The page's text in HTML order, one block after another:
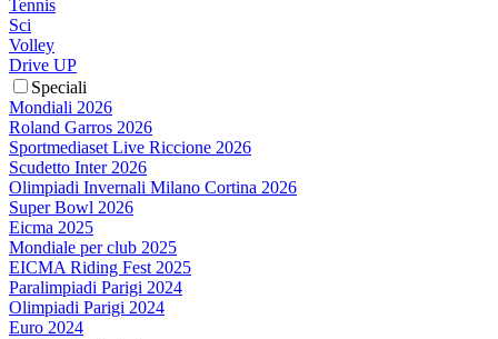
Tennis
Sci
Volley
Drive UP
Speciali
Mondiali 2026
Roland Garros 2026
Sportmediaset Live Riccione 2026
Scudetto Inter 2026
Olimpiadi Invernali Milano Cortina 2026
Super Bowl 2026
Eicma 2025
Mondiale per club 2025
EICMA Riding Fest 2025
Paralimpiadi Parigi 2024
Olimpiadi Parigi 2024
Euro 2024